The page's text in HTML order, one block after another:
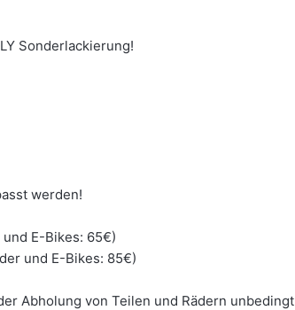
Sonderlackierung!
werden!
E-Bikes: 65€)
und E-Bikes: 85€)
Abholung von Teilen und Rädern